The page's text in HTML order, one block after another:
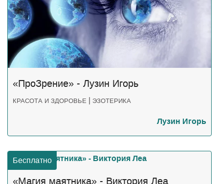
«ПроЗрение» - Лузин Игорь
КРАСОТА И ЗДОРОВЬЕ | ЭЗОТЕРИКА
Лузин Игорь
Бесплатно
«Магия маятника» - Виктория Леа